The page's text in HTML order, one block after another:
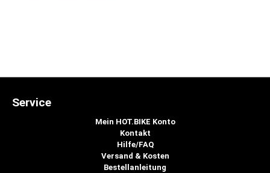
Service
Mein HOT.BIKE Konto
Kontakt
Hilfe/FAQ
Versand & Kosten
Bestellanleitung